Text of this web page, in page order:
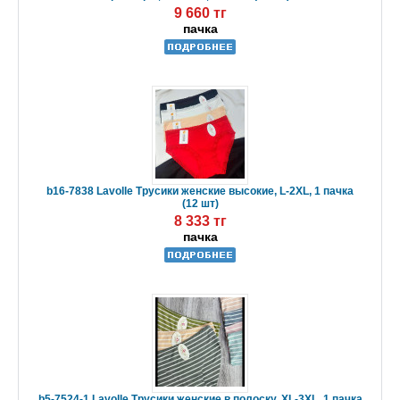
9 660 тг
пачка
b16-7838 Lavolle Трусики женские высокие, L-2XL, 1 пачка
(12 шт)
8 333 тг
пачка